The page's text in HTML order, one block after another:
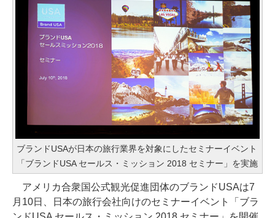
ブランドUSAが日本の旅行業界を対象にしたセミナーイベント
「ブランドUSA セールス・ミッション 2018 セミナー」を実施
アメリカ合衆国公式観光促進団体のブランドUSAは7
月10日、日本の旅行会社向けのセミナーイベント「ブラ